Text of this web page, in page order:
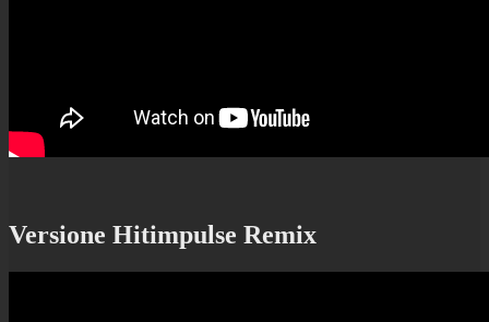
Versione Hitimpulse Remix